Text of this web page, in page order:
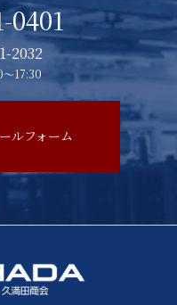
0401
2032
17:30
ルフォーム